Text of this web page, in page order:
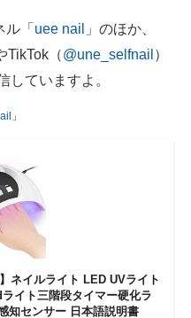
「 uee nail
」のほか、
TikTok（@une_selfnail ）
していますよ。
」
ネイルライト LED UVライト
イト三階段タイマー硬化ラ
知センサー 日本語説明書